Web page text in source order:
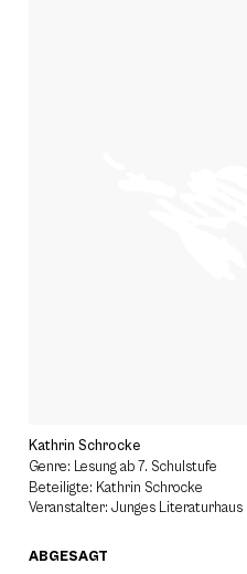
Kathrin Schrocke
Genre: Lesung ab 7. Schulstufe
Beteiligte: Kathrin Schrocke
Veranstalter: Junges Literaturhaus
ABGESAGT